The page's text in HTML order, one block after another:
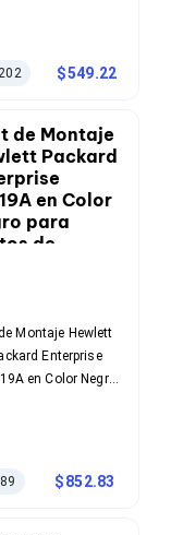
549.22
Montaje Hewlett
Enterprise
en Color Negro
89 852.83